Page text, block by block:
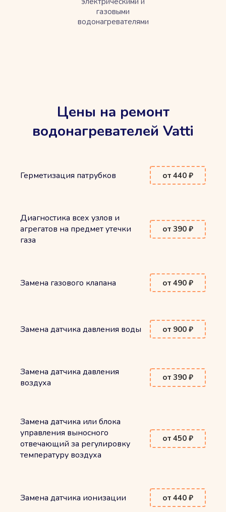
газовыми
водонагревателями
Цены на ремонт
водонагревателей Vatti
Герметизация патрубков от 440 ₽
Диагностика всех узлов и
агрегатов на предмет утечки
газа
от 390 ₽
Замена газового клапана от 490 ₽
Замена датчика давления воды от 900 ₽
Замена датчика давления
воздуха
от 390 ₽
Замена датчика или блока
управления выносного
отвечающий за регулировку
температуру воздуха
от 450 ₽
Замена датчика ионизации от 440 ₽